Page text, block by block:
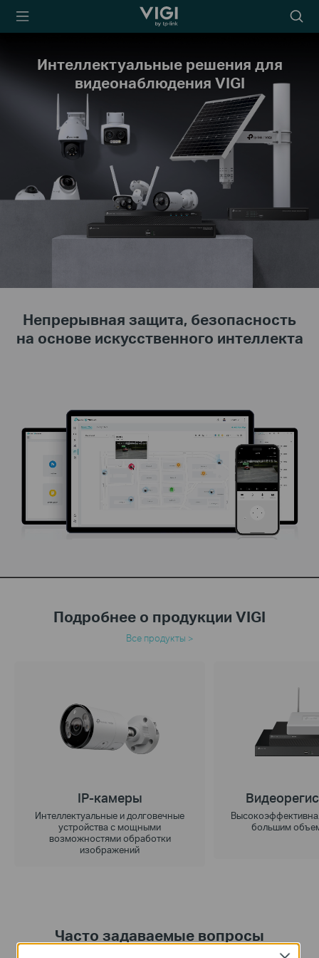
TP-Link, Reliably
icon
Интеллектуальные решения для
видеонаблюдения VIGI
Непрерывная защита, безопасность
на основе искусственного интеллекта
Подробнее о продукции VIGI
Все продукты >
IP-камеры
Интеллектуальные и долговечные
устройства с мощными
возможностями обработки
изображений
большим
Часто задаваемые вопросы